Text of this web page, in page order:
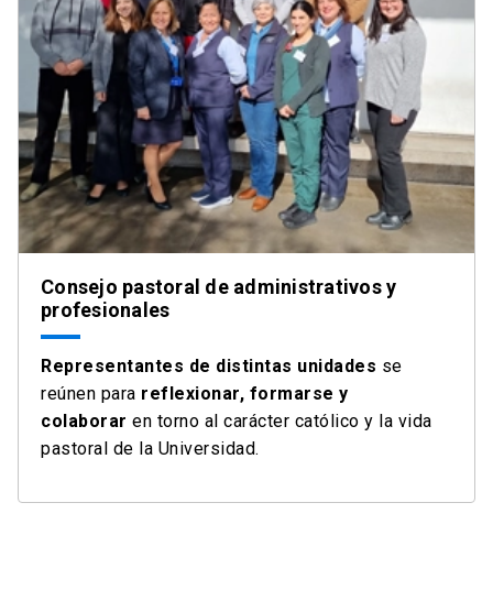
Consejo pastoral de administrativos y
profesionales
Representantes de distintas unidades se
reúnen para reflexionar, formarse y
colaborar en torno al carácter católico y la vida
pastoral de la Universidad.